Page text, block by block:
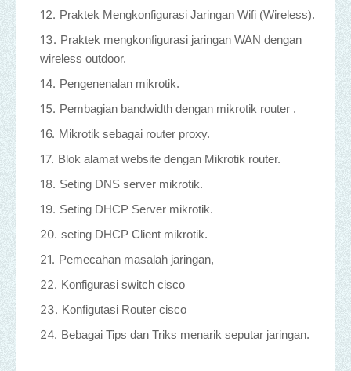
Praktek Mengkonfigurasi Jaringan Wifi (Wireless).
Praktek mengkonfigurasi jaringan WAN dengan
wireless outdoor.
Pengenenalan mikrotik.
Pembagian bandwidth dengan mikrotik router .
Mikrotik sebagai router proxy.
Blok alamat website dengan Mikrotik router.
Seting DNS server mikrotik.
Seting DHCP Server mikrotik.
seting DHCP Client mikrotik.
Pemecahan masalah jaringan,
Konfigurasi switch cisco
Konfigutasi Router cisco
Bebagai Tips dan Triks menarik seputar jaringan.